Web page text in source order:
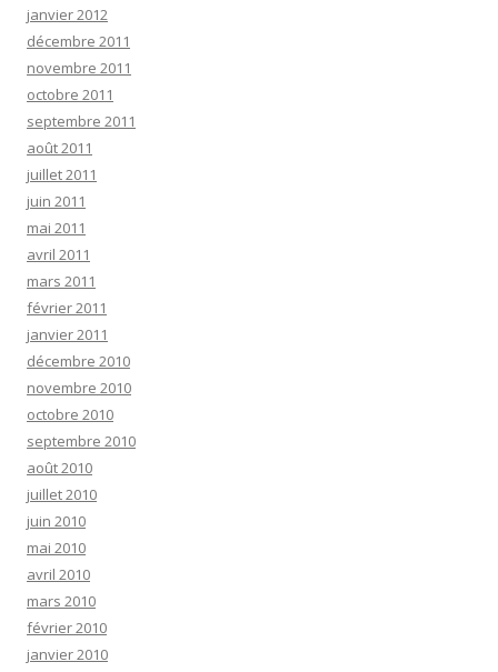
janvier 2012
décembre 2011
novembre 2011
octobre 2011
septembre 2011
août 2011
juillet 2011
juin 2011
mai 2011
avril 2011
mars 2011
février 2011
janvier 2011
décembre 2010
novembre 2010
octobre 2010
septembre 2010
août 2010
juillet 2010
juin 2010
mai 2010
avril 2010
mars 2010
février 2010
janvier 2010